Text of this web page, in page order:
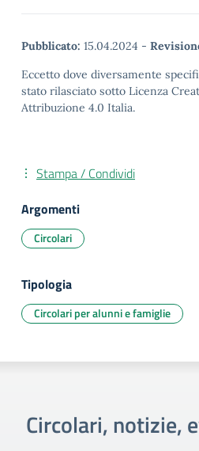
Pubblicato: 15.04.2024 -
Eccetto dove diversamente
stato rilasciato sotto Licenza
Attribuzione 4.0 Italia.
Stampa / Condividi
Argomenti
Circolari
Tipologia
Circolari per alunni e famiglie
Circolari, notizie,